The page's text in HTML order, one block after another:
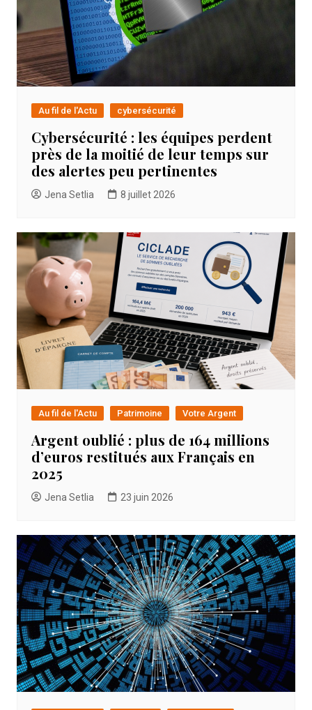
Au fil de l'Actu cybersécurité
Cybersécurité : les équipes perdent
près de la moitié de leur temps sur
des alertes peu pertinentes
Jena Setlia 8 juillet 2026
Au fil de l'Actu Patrimoine Votre Argent
Argent oublié : plus de 164 millions
d’euros restitués aux Français en
2025
Jena Setlia 23 juin 2026